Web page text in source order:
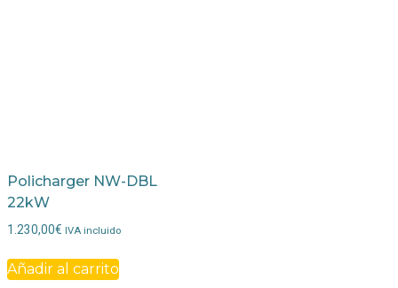
Policharger NW-DBL
22kW
1.230,00€ IVA incluido
Añadir al carrito